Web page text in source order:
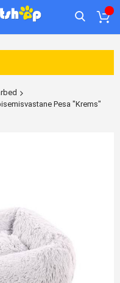
Pesa "Krems"